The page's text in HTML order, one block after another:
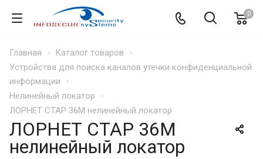
0
Главная
Каталог товаров
Устройства для поиска каналов утечки конфиденциальной
информации
Нелинейный локатор
ЛОРНЕТ СТАР 36M нелинейный локатор
ЛОРНЕТ СТАР 36M
нелинейный локатор